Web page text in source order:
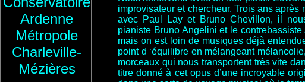
Ardenne
Métropole
Charleville-
Mézières
improvisateur et chercheur. Trois ans
avec Paul Lay et Bruno Chevillon, il
pianiste Bruno Angelini et le
mais on est loin de musiques déjà
point d ‘équilibre en mélangeant
morceaux qui nous transportent très vite
titre donné à cet opus d’une incroyable